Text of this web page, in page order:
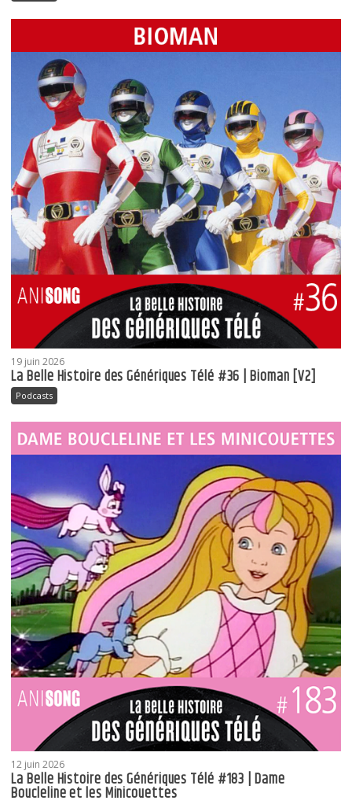
19 juin 2026
La Belle Histoire des Génériques Télé #36 | Bioman [V2]
Podcasts
12 juin 2026
La Belle Histoire des Génériques Télé #183 | Dame
Boucleline et les Minicouettes